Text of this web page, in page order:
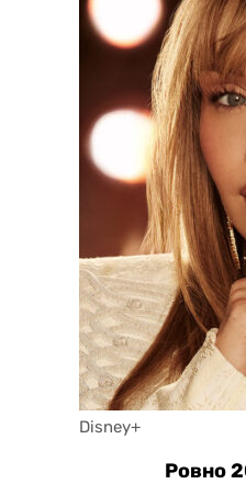
Disney+
Ровно